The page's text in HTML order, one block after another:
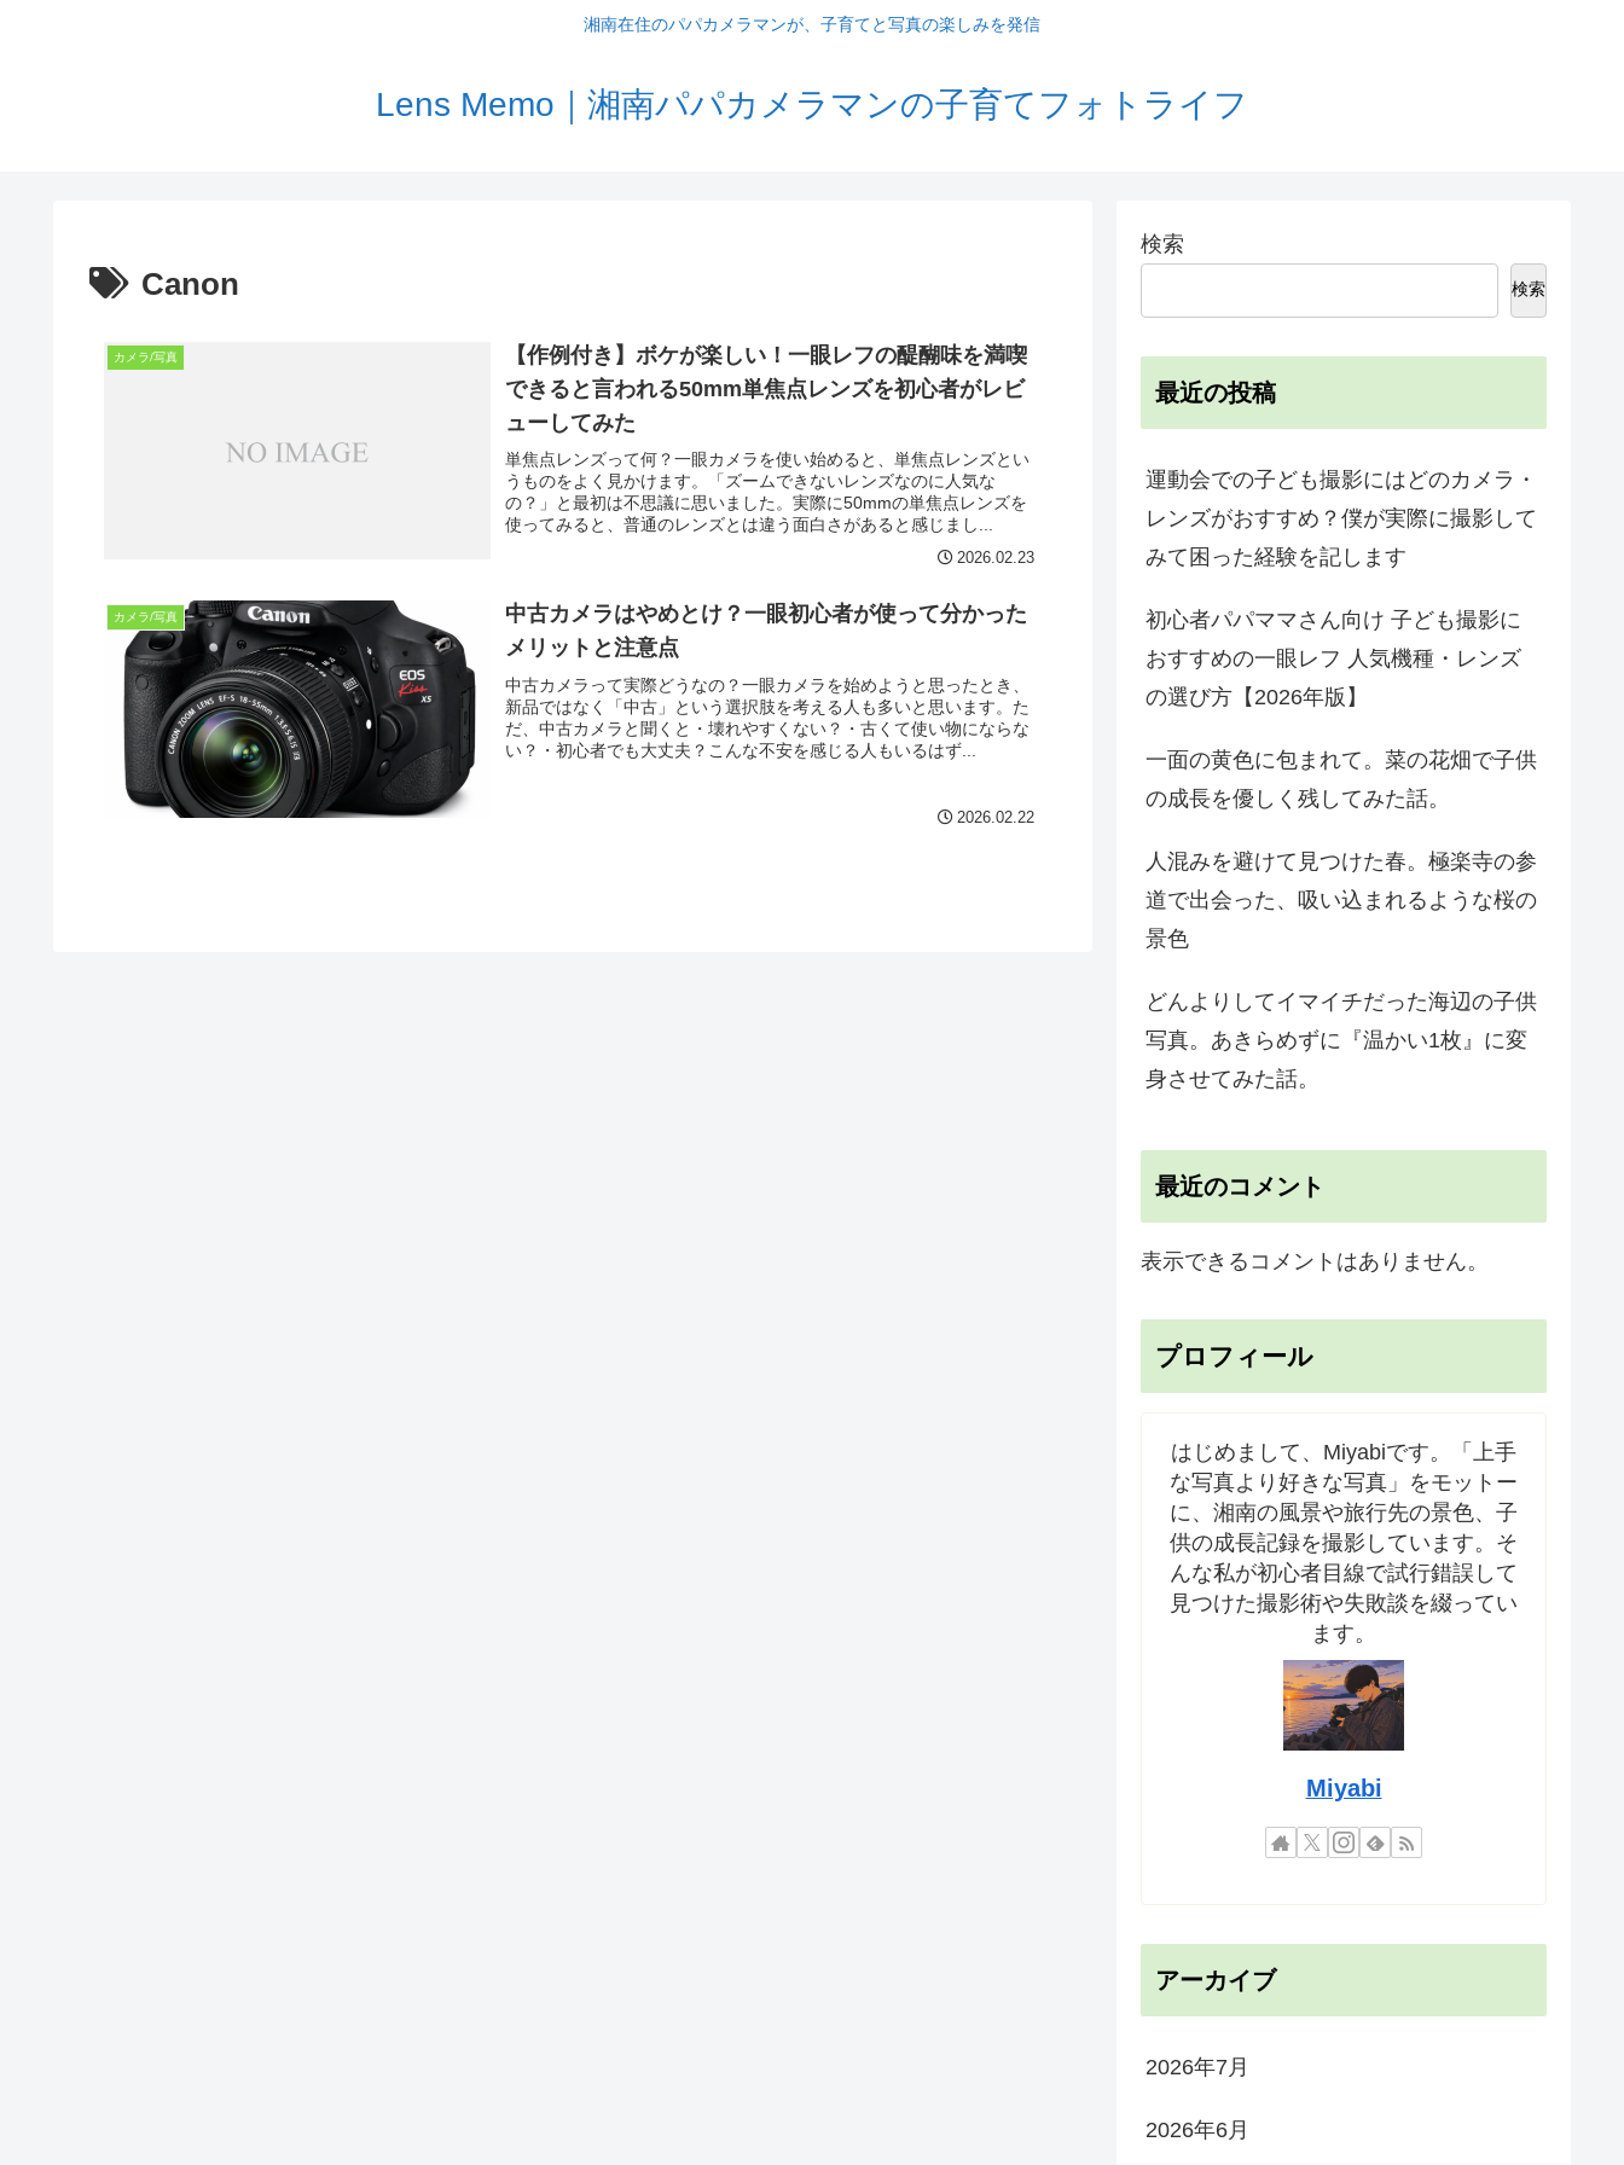
湘南在住のパパカメラマンが、子育てと写真の楽しみを発信
Lens Memo｜湘南パパカメラマンの子育てフォトライフ
Canon
カメラ/写真
【作例付き】ボケが楽しい！一眼レフの醍醐味を満喫
できると言われる50mm単焦点レンズを初心者がレビ
ューしてみた
単焦点レンズって何？一眼カメラを使い始めると、単焦点レンズとい
うものをよく見かけます。「ズームできないレンズなのに人気な
の？」と最初は不思議に思いました。実際に50mmの単焦点レンズを
使ってみると、普通のレンズとは違う面白さがあると感じまし...
2026.02.23
カメラ/写真
中古カメラはやめとけ？一眼初心者が使って分かった
メリットと注意点
中古カメラって実際どうなの？一眼カメラを始めようと思ったとき、
新品ではなく「中古」という選択肢を考える人も多いと思います。た
だ、中古カメラと聞くと・壊れやすくない？・古くて使い物にならな
い？・初心者でも大丈夫？こんな不安を感じる人もいるはず...
2026.02.22
検索
検索
最近の投稿
運動会での子ども撮影にはどのカメラ・
レンズがおすすめ？僕が実際に撮影して
みて困った経験を記します
初心者パパママさん向け 子ども撮影に
おすすめの一眼レフ 人気機種・レンズ
の選び方【2026年版】
一面の黄色に包まれて。菜の花畑で子供
の成長を優しく残してみた話。
人混みを避けて見つけた春。極楽寺の参
道で出会った、吸い込まれるような桜の
景色
どんよりしてイマイチだった海辺の子供
写真。あきらめずに『温かい1枚』に変
身させてみた話。
最近のコメント
表示できるコメントはありません。
プロフィール
はじめまして、Miyabiです。「上手
な写真より好きな写真」をモットー
に、湘南の風景や旅行先の景色、子
供の成長記録を撮影しています。そ
んな私が初心者目線で試行錯誤して
見つけた撮影術や失敗談を綴ってい
ます。
Miyabi
アーカイブ
2026年7月
2026年6月